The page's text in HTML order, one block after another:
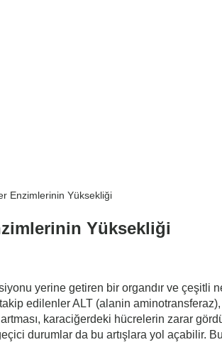
Enzimlerinin Yüksekliği
Yüksekliği
yerine getiren bir organdır ve
edilenler ALT (alanin
karaciğerdeki hücrelerin zarar
durumlar da bu artışlara yol açabilir.